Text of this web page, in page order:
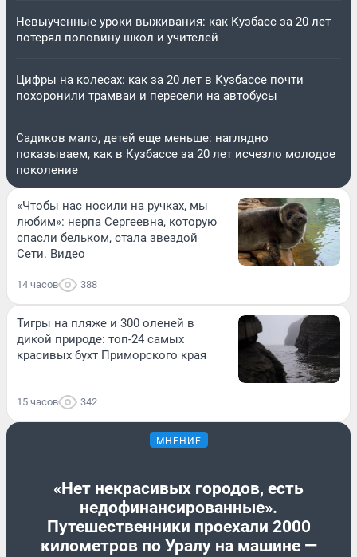
Невыученные уроки выживания: как Кузбасс за 20 лет
потерял половину школ и учителей
Цифры на колесах: как за 20 лет в Кузбассе почти
похоронили трамваи и пересели на автобусы
Садиков мало, детей еще меньше: наглядно
показываем, как в Кузбассе за 20 лет исчезло молодое
поколение
«Чтобы нас носили на ручках, мы
любим»: нерпа Сергеевна, которую
спасли бельком, стала звездой
Сети. Видео
14 часов 388
Тигры на пляже и 300 оленей в
дикой природе: топ-24 самых
красивых бухт Приморского края
15 часов 342
МНЕНИЕ
«Нет некрасивых городов, есть
недофинансированные».
Путешественники проехали 2000
километров по Уралу на машине —